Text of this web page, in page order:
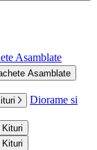
Asamblate
Asamblate
Diorame si